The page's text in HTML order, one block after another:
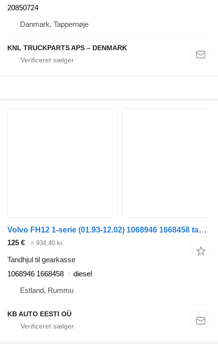
20850724
Danmark, Tappernøje
KNL TRUCKPARTS APS – DENMARK
Volvo FH12 1-serie (01.93-12.02) 1068946 1668458 tandhjul til gearkasse til Volvo FH12, FH16, NH12, FH, VNL780 (1993-2014) lastbil
125 € ≈ 934,40 kr.
Tandhjul til gearkasse
1068946 1668458
diesel
Estland, Rummu
KB AUTO EESTI OÜ